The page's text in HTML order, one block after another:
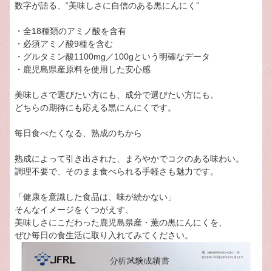
数字が語る、“美味しさに自信のある黒にんにく”
・全18種類のアミノ酸を含有
・必須アミノ酸9種を含む
・グルタミン酸1100mg／100gという明確なデータ
・鹿児島県産原料を使用した安心感
美味しさで選びたい方にも、成分で選びたい方にも。
どちらの期待にも応える黒にんにくです。
毎日食べたくなる、熟成のちから
熟成によって引き出された、まろやかでコクのある味わい。
調理不要で、そのまま食べられる手軽さも魅力です。
「健康を意識した食品は、味が続かない」
そんなイメージをくつがえす、
美味しさにこだわった鹿児島県産・薫の黒にんにくを、
ぜひ毎日の食生活に取り入れてみてください。